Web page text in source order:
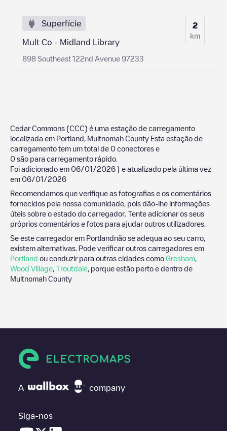
Superfície
Mult Co - Midland Library
898 Southeast 122nd Avenue 97233
2
km
Cedar Commons (CCC) é uma estação de carregamento
localizada em Portland Multnomah County Esta estação de
carregamento tem um total de 0 conectores e
0 são para carregamento rápido.
Foi adicionado em 06/01/2026 } e atualizado pela última vez
em 06/01/2026
Recomendamos que verifique as fotografias e os comentários
fornecidos pela nossa comunidade, pois dão-lhe informações
úteis sobre o estado do carregador. Tente adicionar os seus
próprios comentários e fotos para ajudar outros utilizadores.
Se este carregador em Portlandnão se adequa ao seu carro,
existem alternativas. Pode verificar outros carregadores em
Portland ou conduzir para outras cidades como Gresham
Wood Village Troutdale , porque estão perto e dentro de
Multnomah County
A company
Siga-nos